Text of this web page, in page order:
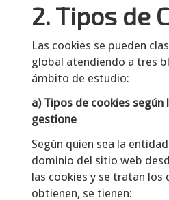
2. Tipos de
Las cookies se pueden
global atendiendo a tres
ámbito de estudio:
a) Tipos de cookies según
gestione
Según quien sea la
dominio del sitio web
las cookies y se tratan los
obtienen, se tienen: